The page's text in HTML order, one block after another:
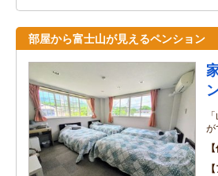
部屋から富士山が見えるペンション
が